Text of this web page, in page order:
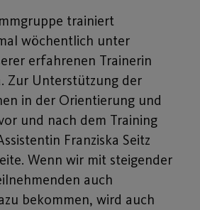
trainiert
wöchentlich unter
erfahrenen Trainerin
Zur Unterstützung der
in der Orientierung und
und nach dem Training
Franziska Seitz
Wenn wir mit steigender
auch
bekommen, wird auch